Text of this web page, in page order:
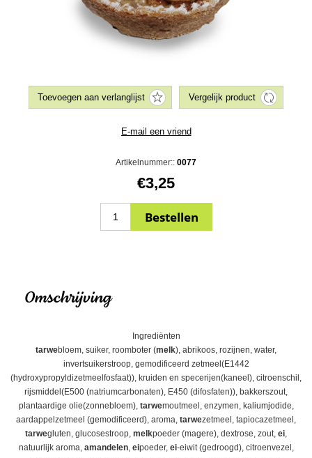
Artikelnummer:: 0077
€3,25
Omschrijving
Ingrediënten
tarwebloem, suiker, roomboter (melk), abrikoos, rozijnen, water,
invertsuikerstroop, gemodificeerd zetmeel(E1442
(hydroxypropyldizetmeelfosfaat)), kruiden en specerijen(kaneel), citroenschil,
rijsmiddel(E500 (natriumcarbonaten), E450 (difosfaten)), bakkerszout,
plantaardige olie(zonnebloem), tarwemoutmeel, enzymen, kaliumjodide,
aardappelzetmeel (gemodificeerd), aroma, tarwezetmeel, tapiocazetmeel,
tarwegluten, glucosestroop, melkpoeder (magere), dextrose, zout, ei
natuurlijk aroma, amandelen, eipoeder, ei-eiwit (gedroogd), citroenvezel,